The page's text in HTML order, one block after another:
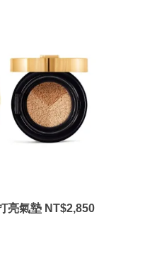
亮氣墊 NT$2,850